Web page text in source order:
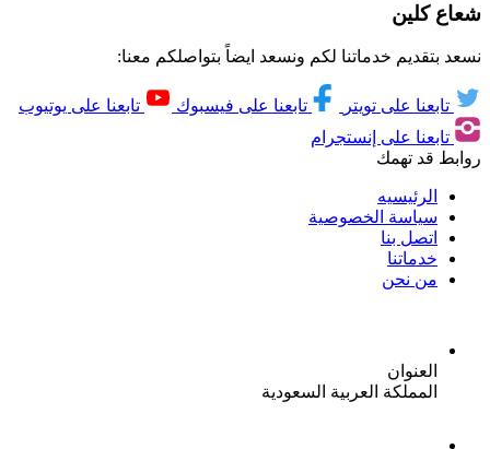
شعاع كلين
نسعد بتقديم خدماتنا لكم ونسعد ايضاً بتواصلكم معنا:
تابعنا على تويتر تابعنا على فيسبوك
تابعنا على يوتيوب
تابعنا على إنستجرام
روابط قد تهمك
الرئيسيه
سياسة الخصوصية
اتصل بنا
خدماتنا
من نحن
العنوان
المملكة العربية السعودية